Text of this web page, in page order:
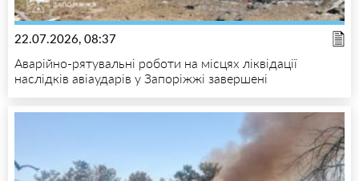
22.07.2026, 08:37
Аварійно-рятувальні роботи на місцях ліквідації
наслідків авіаударів у Запоріжжі завершені